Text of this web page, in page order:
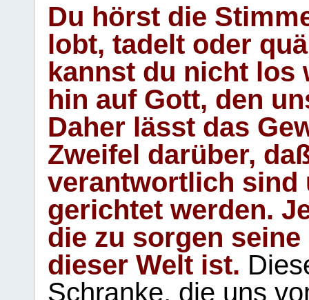
Du hörst die
lobt, tadelt oder
kannst du nicht los
hin auf Gott, den
Daher lässt das
Zweifel darüber,
verantwortlich sind
gerichtet werden.
die zu sorgen
dieser Welt ist.
Schranke, die uns